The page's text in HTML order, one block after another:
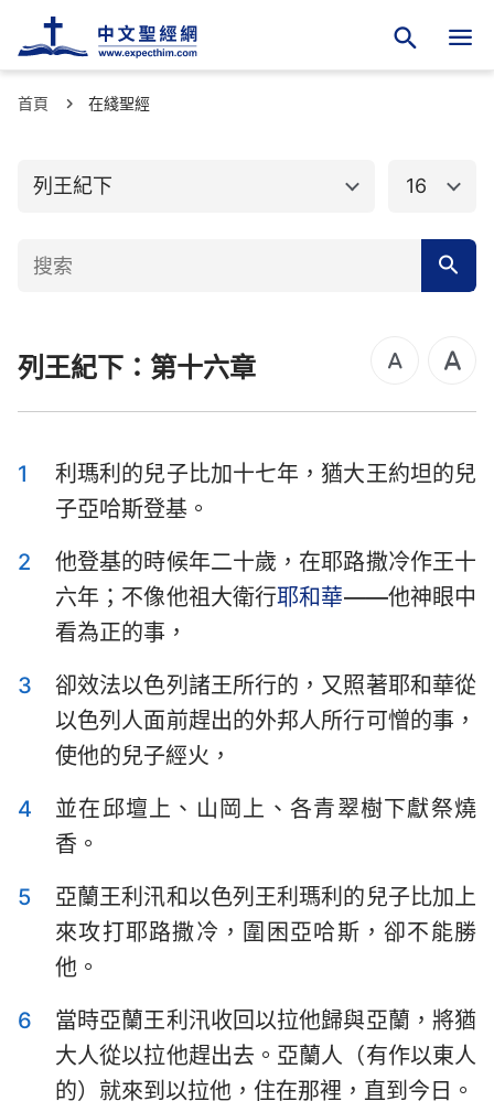
首頁 在綫聖經
列王紀下
舊約聖經
創世記
申命記
撒母耳記上
歷代志上 歷代志下
以斯拉記
以斯帖記 約伯記
詩篇
以賽亞書 耶利米書
耶利米哀歌
但以理書 何西阿書
約珥書
俄巴底亞書 約拿書
彌迦書
哈巴谷書 西番雅書
哈該書 撒迦利亞書
瑪拉基書
16
列王紀下：第十六章
1
利瑪利的兒子比加十七年，猶大王約坦的兒
子亞哈斯登基。
2
他登基的時候年二十歲，在耶路撒冷作王十
六年；不像他祖大衛行耶和華——他神眼中
看為正的事，
3
卻效法以色列諸王所行的，又照著耶和華從
以色列人面前趕出的外邦人所行可憎的事，
使他的兒子經火，
4
並在邱壇上、山岡上、各青翠樹下獻祭燒
香。
5
亞蘭王利汛和以色列王利瑪利的兒子比加上
來攻打耶路撒冷，圍困亞哈斯，卻不能勝
他。
6
當時亞蘭王利汛收回以拉他歸與亞蘭，將猶
大人從以拉他趕出去。亞蘭人（有作以東人
的）就來到以拉他，住在那裡，直到今日。